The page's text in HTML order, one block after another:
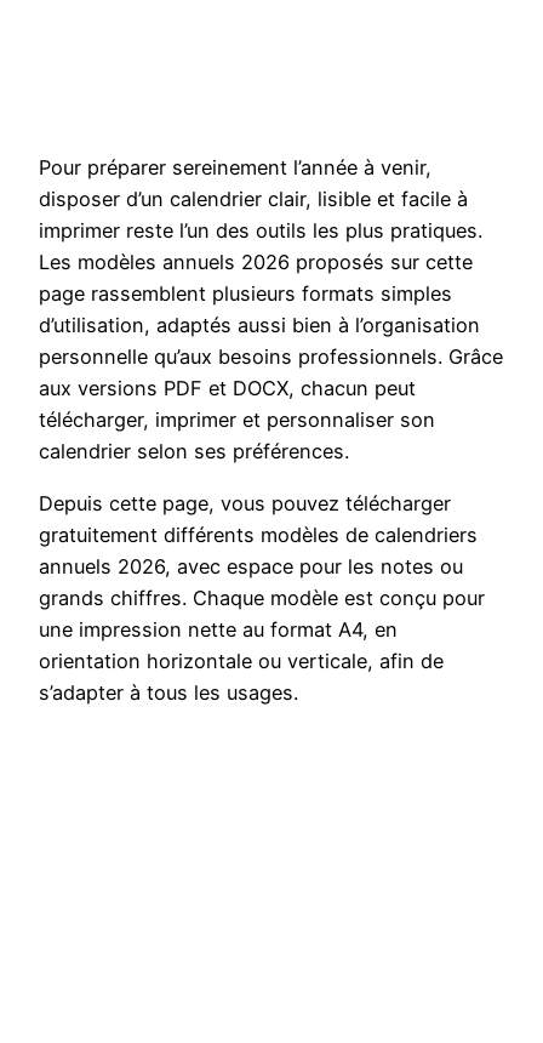
Pour préparer sereinement l’année à venir,
disposer d’un calendrier clair, lisible et facile à
imprimer reste l’un des outils les plus pratiques.
Les modèles annuels 2026 proposés sur cette
page rassemblent plusieurs formats simples
d’utilisation, adaptés aussi bien à l’organisation
personnelle qu’aux besoins professionnels. Grâce
aux versions PDF et DOCX, chacun peut
télécharger, imprimer et personnaliser son
calendrier selon ses préférences.
Depuis cette page, vous pouvez télécharger
gratuitement différents modèles de calendriers
annuels 2026, avec espace pour les notes ou
grands chiffres. Chaque modèle est conçu pour
une impression nette au format A4, en
orientation horizontale ou verticale, afin de
s’adapter à tous les usages.